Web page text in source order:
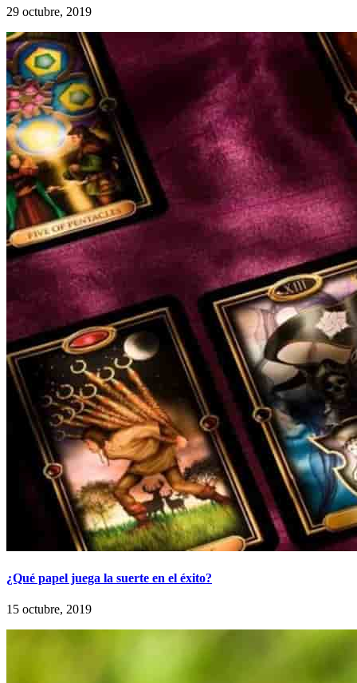
29 octubre, 2019
¿Qué papel juega la suerte en el éxito?
15 octubre, 2019